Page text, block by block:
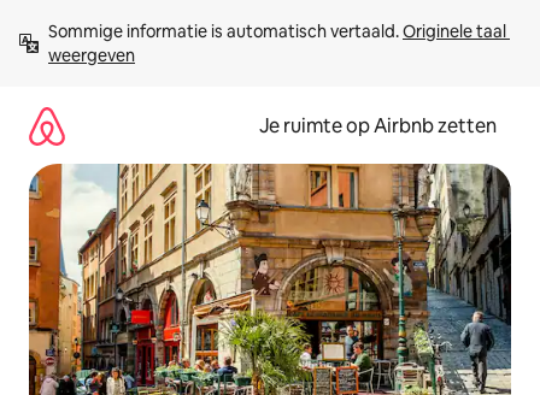
direct
naar
Sommige informatie is automatisch vertaald. Originele taal
weergeven
Je ruimte op Airbnb zetten